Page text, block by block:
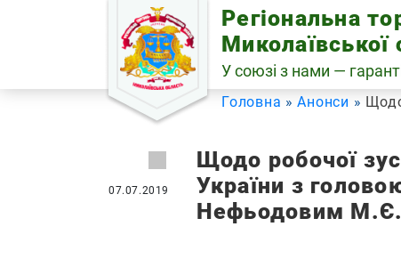
Регіональна
Миколаївської
У союзі з нами —
Головна Анонси
07.07.2019
Щодо робочої
України з
Нефьодовим М.Є.